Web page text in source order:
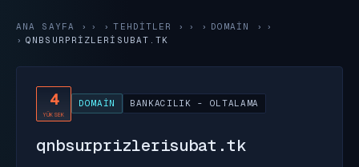
ANA SAYFA › TEHDITLER › DOMAIN
›
QNBSURPRIZLERISUBAT.TK
4
YÜKSEK
DOMAIN BANKACILIK - OLTALAMA
qnbsurprizlerisubat.tk